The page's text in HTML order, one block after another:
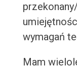
wymagań
Mam